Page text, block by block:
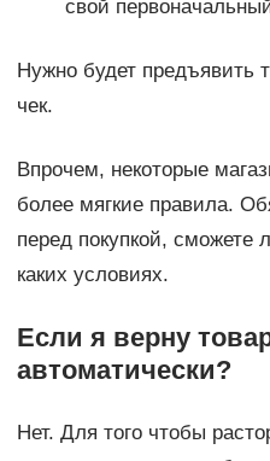
свой
Нужно будет предъявить
чек.
Впрочем, некоторые
более мягкие правила.
перед покупкой, сможете
каких условиях.
Если я верну
автоматически?
Нет. Для того чтобы